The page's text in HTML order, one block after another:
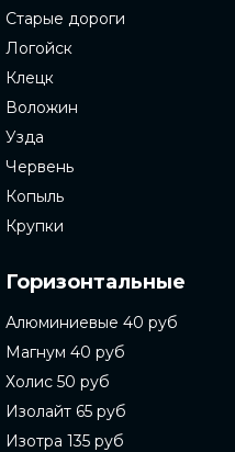
Старые дороги
Логойск
Клецк
Воложин
Узда
Червень
Копыль
Крупки
Горизонтальные
Алюминиевые 40 руб
Магнум 40 руб
Холис 50 руб
Изолайт 65 руб
Изотра 135 руб